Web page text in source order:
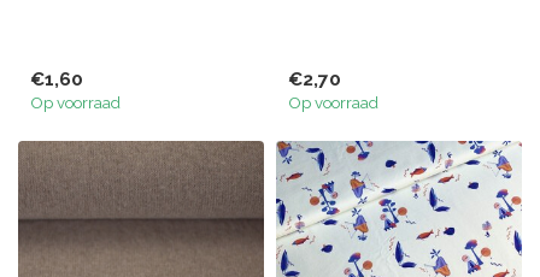
€1,60
Op voorraad
€2,70
Op voorraad